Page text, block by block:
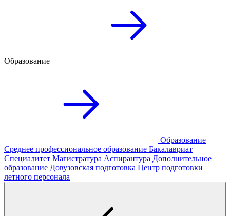
Образование
Образование
Среднее профессиональное образование Бакалавриат
Специалитет Магистратура Аспирантура Дополнительное
образование Довузовская подготовка Центр подготовки
летного персонала